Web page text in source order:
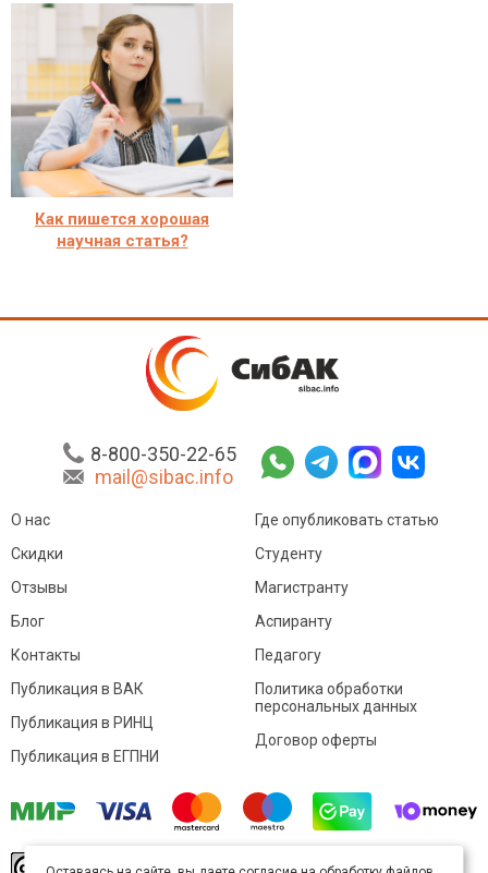
Как пишется хорошая
научная статья?
8-800-350-22-65
mail@sibac.info
О нас
Скидки
Отзывы
Блог
Контакты
Где опубликовать статью
Студенту
Магистранту
Аспиранту
Педагогу
Публикация в ВАК
Публикация в РИНЦ
Публикация в ЕГПНИ
Политика обработки
персональных данных
Договор оферты